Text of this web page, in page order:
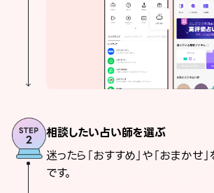
相談したい占い師を選ぶ
迷ったら「おすすめ」や「おまかせ
です。